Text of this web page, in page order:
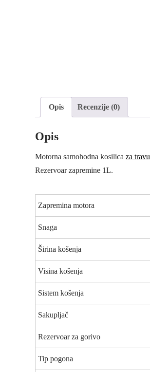
Opis Recenzije (0)
Opis
Motorna samohodna kosilica za travu
Rezervoar zapremine 1L.
Zapremina motora
Snaga
Širina košenja
Visina košenja
Sistem košenja
Sakupljač
Rezervoar za gorivo
Tip pogona